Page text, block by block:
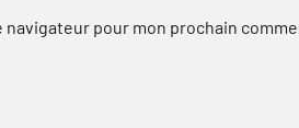
pour mon prochain